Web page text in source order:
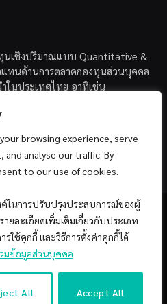
browsing experience, serve
analyse our traffic. By
to our use of cookies.
ในการปรับปรุงประสบการณ์ของผู้
ยละเอียดเพิ่มเติมเกี่ยวกับประเภท
รใช้คุกกี้ และวิธีการตั้งค่าคุกกี้ได้
มข้อมูลส่วนบุคคล
All Accept All
นเชิงปริมาณแบบ Quantitative &
ทนด้านการตลาดกองทุนส่วนบุคคล
ในประเทศไทย อาทิเช่น
ด (มหาชน)
Facebook YouTube